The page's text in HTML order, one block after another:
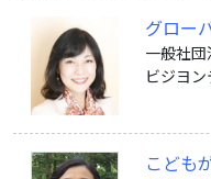
グロー
一般社
ビジヨ
こども